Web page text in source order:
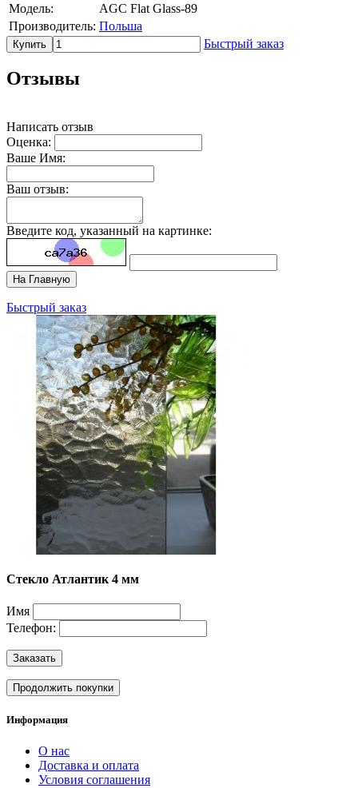
Модель:
AGC Flat Glass-89
Производитель: Польша
Купить Быстрый заказ
Отзывы
Написать отзыв
Оценка:
Ваше Имя:
Ваш отзыв:
Введите код, указанный на картинке:
На Главную
Быстрый заказ
Стекло Атлантик 4 мм
Имя
Телефон:
Заказать
Продолжить покупки
Информация
О нас
Доставка и оплата
Условия соглашения